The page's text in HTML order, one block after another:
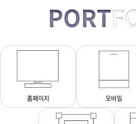
PORT
홈페이지 모바일